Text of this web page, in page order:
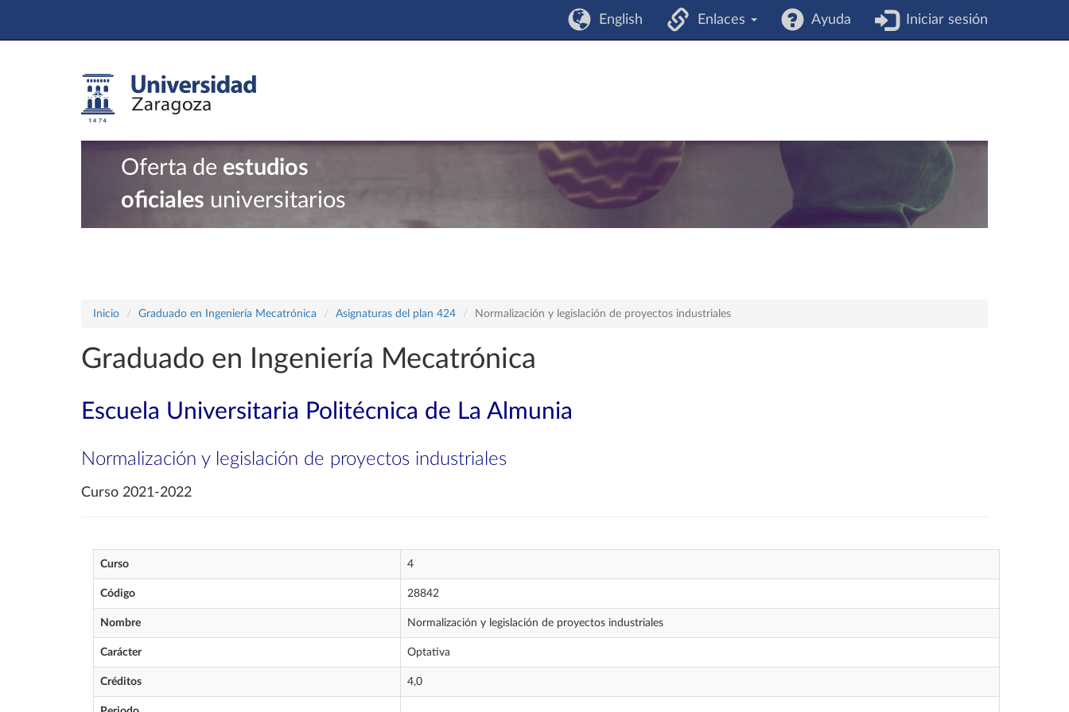
English Enlaces Ayuda Iniciar sesión
Oferta de estudios
oficiales universitarios
Inicio Graduado en Ingeniería Mecatrónica Asignaturas del plan 424 Normalización y legislación de proyectos industriales
Graduado en Ingeniería Mecatrónica
Escuela Universitaria Politécnica de La Almunia
Normalización y legislación de proyectos industriales
Curso 2021-2022
Curso 4
Código 28842
Nombre Normalización y legislación de proyectos industriales
Carácter Optativa
Créditos 4,0